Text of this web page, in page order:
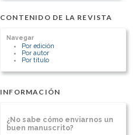
CONTENIDO DE LA REVISTA
Navegar
Por edición
Por autor
Por título
INFORMACIÓN
¿No sabe cómo enviarnos un
buen manuscrito?